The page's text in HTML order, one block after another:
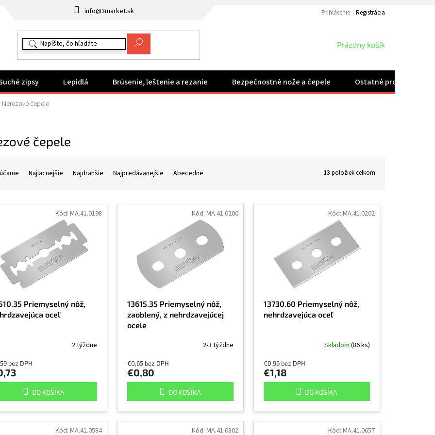
info@3market.sk Prihlásenie Registrácia
NÁKUPNÝ
Prázdny košík
zipsy Lepidlá Brúsenie, leštenie a rezanie Bezpečnostné nože a čepele Ostatné produkty
Nerezové čepele
čepele
Najlacnejšie Najdrahšie Najpredávanejšie Abecedne 13 položiek celkom
Priemyselný nôž,
oceľ
2 týždne
bez DPH
DO KOŠÍKA
Kód: MA.41.0198
13615.35 Priemyselný nôž,
zaoblený, z nehrdzavejúcej
ocele
2-3 týždne
€0,65 bez DPH
€0,80
DO KOŠÍKA
Kód: MA.41.0200
13730.60 Priemyselný nôž,
nehrdzavejúca oceľ
Skladom (86 ks)
€0,96 bez DPH
€1,18
DO KOŠÍKA
Kód: MA.41.0202
Kód: MA.41.0584 Kód: MA.41.0802 Kód: MA.41.0657